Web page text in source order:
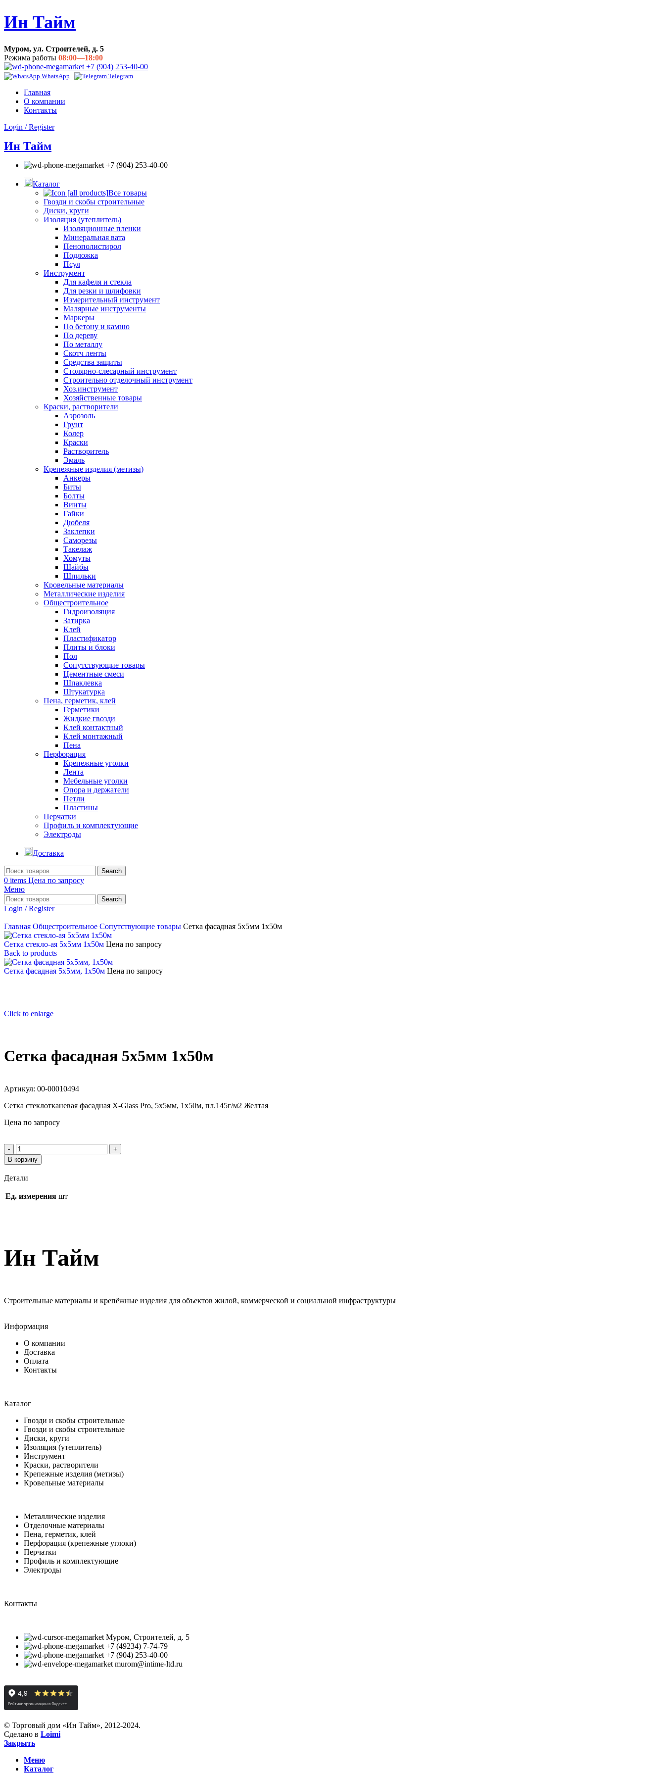
Ин Тайм
Муром, ул. Строителей, д. 5
Режима работы 08:00—18:00
+7 (904) 253-40-00
WhatsApp Telegram
Главная
О компании
Контакты
Login / Register
Ин Тайм
+7 (904) 253-40-00
Каталог
Все товары
Гвозди и скобы строительные
Диски, круги
Изоляция (утеплитель)
Изоляционные пленки
Минеральная вата
Пенополистирол
Подложка
Псул
Инструмент
Для кафеля и стекла
Для резки и шлифовки
Измерительный инструмент
Малярные инструменты
Маркеры
По бетону и камню
По дереву
По металлу
Скотч ленты
Средства защиты
Столярно-слесарный инструмент
Строительно отделочный инструмент
Хоз.инструмент
Хозяйственные товары
Краски, растворители
Аэрозоль
Грунт
Колер
Краски
Растворитель
Эмаль
Крепежные изделия (метизы)
Анкеры
Биты
Болты
Винты
Гайки
Дюбеля
Заклепки
Саморезы
Такелаж
Хомуты
Шайбы
Шпильки
Кровельные материалы
Металлические изделия
Общестроительное
Гидроизоляция
Затирка
Клей
Пластификатор
Плиты и блоки
Пол
Сопутствующие товары
Цементные смеси
Шпаклевка
Штукатурка
Пена, герметик, клей
Герметики
Жидкие гвозди
Клей контактный
Клей монтажный
Пена
Перфорация
Крепежные уголки
Лента
Мебельные уголки
Опора и держатели
Петли
Пластины
Перчатки
Профиль и комплектующие
Электроды
Доставка
Search
0 items Цена по запросу
Меню
Search
Login / Register
Главная Общестроительное Сопутствующие товары Сетка фасадная 5х5мм 1х50м
Сетка стекло-ая 5х5мм 1х50м Цена по запросу
Back to products
Сетка фасадная 5х5мм, 1х50м Цена по запросу
Click to enlarge
Сетка фасадная 5х5мм 1х50м
Артикул: 00-00010494
Сетка стеклотканевая фасадная X-Glass Pro, 5х5мм, 1х50м, пл.145г/м2 Желтая
Цена по запросу
В корзину
Детали
Ед. измерения шт
Ин Тайм
Строительные материалы и крепёжные изделия для объектов жилой, коммерческой и социальной инфраструктуры
Информация
О компании
Доставка
Оплата
Контакты
Каталог
Гвозди и скобы строительные
Гвозди и скобы строительные
Диски, круги
Изоляция (утеплитель)
Инструмент
Краски, растворители
Крепежные изделия (метизы)
Кровельные материалы
Металлические изделия
Отделочные материалы
Пена, герметик, клей
Перфорация (крепежные углоки)
Перчатки
Профиль и комплектующие
Электроды
Контакты
Муром, Строителей, д. 5
+7 (49234) 7-74-79
+7 (904) 253-40-00
murom@intime-ltd.ru
© Торговый дом «Ин Тайм», 2012-2024.
Сделано в Loimi
Закрыть
Меню
Каталог